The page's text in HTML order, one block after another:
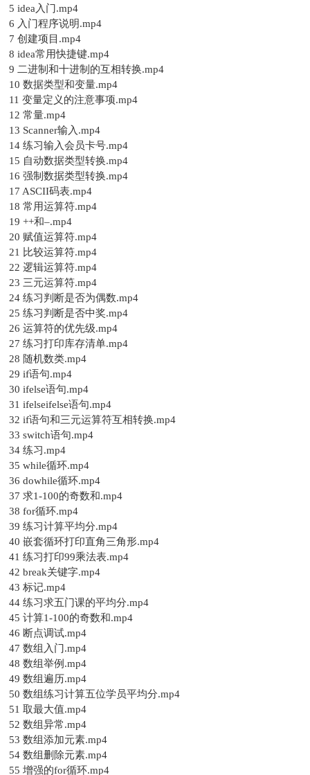
5 idea入门.mp4
6 入门程序说明.mp4
7 创建项目.mp4
8 idea常用快捷键.mp4
9 二进制和十进制的互相转换.mp4
10 数据类型和变量.mp4
11 变量定义的注意事项.mp4
12 常量.mp4
13 Scanner输入.mp4
14 练习输入会员卡号.mp4
15 自动数据类型转换.mp4
16 强制数据类型转换.mp4
17 ASCII码表.mp4
18 常用运算符.mp4
19 ++和–.mp4
20 赋值运算符.mp4
21 比较运算符.mp4
22 逻辑运算符.mp4
23 三元运算符.mp4
24 练习判断是否为偶数.mp4
25 练习判断是否中奖.mp4
26 运算符的优先级.mp4
27 练习打印库存清单.mp4
28 随机数类.mp4
29 if语句.mp4
30 ifelse语句.mp4
31 ifelseifelse语句.mp4
32 if语句和三元运算符互相转换.mp4
33 switch语句.mp4
34 练习.mp4
35 while循环.mp4
36 dowhile循环.mp4
37 求1-100的奇数和.mp4
38 for循环.mp4
39 练习计算平均分.mp4
40 嵌套循环打印直角三角形.mp4
41 练习打印99乘法表.mp4
42 break关键字.mp4
43 标记.mp4
44 练习求五门课的平均分.mp4
45 计算1-100的奇数和.mp4
46 断点调试.mp4
47 数组入门.mp4
48 数组举例.mp4
49 数组遍历.mp4
50 数组练习计算五位学员平均分.mp4
51 取最大值.mp4
52 数组异常.mp4
53 数组添加元素.mp4
54 数组删除元素.mp4
55 增强的for循环.mp4